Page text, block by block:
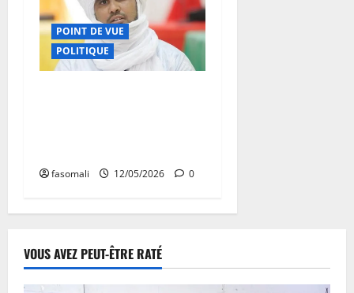
POINT DE VUE
POLITIQUE
fasomali 12/05/2026 0
VOUS AVEZ PEUT-ÊTRE RATÉ